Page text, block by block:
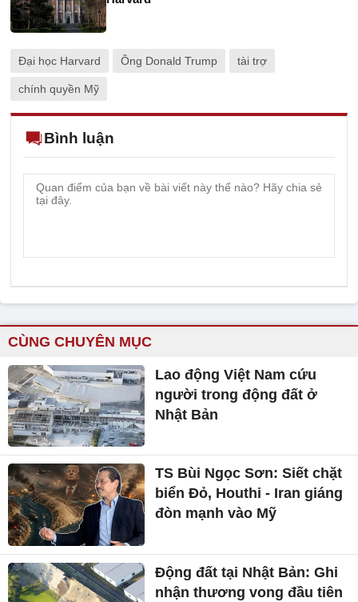
Đại học Harvard Ông Donald Trump tài trợ
chính quyền Mỹ
Bình luận
CÙNG CHUYÊN MỤC
Lao động Việt Nam cứu
người trong động đất ở
Nhật Bản
TS Bùi Ngọc Sơn: Siết chặt
biển Đỏ, Houthi - Iran giáng
đòn mạnh vào Mỹ
Động đất tại Nhật Bản: Ghi
nhận thương vong đầu tiên